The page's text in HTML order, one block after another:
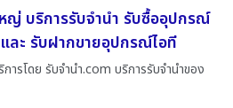
ญ่ บริการรับจำนำ รับซื้ออุปกรณ์
ละ รับฝากขายอุปกรณ์ไอที
ารโดย รับจํานํา.com บริการรับจำนำของ